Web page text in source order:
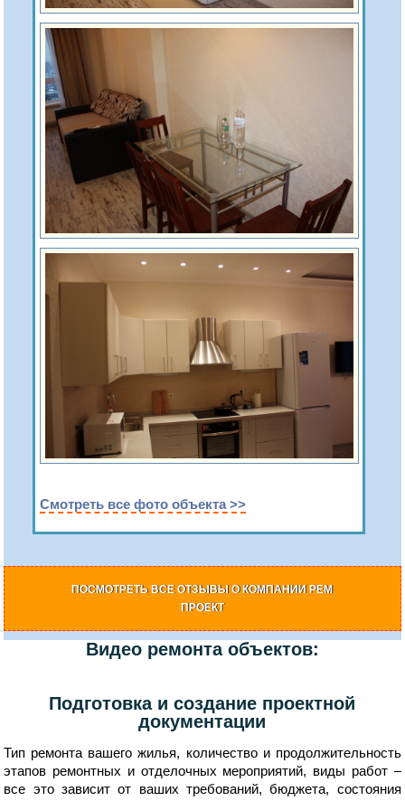
Смотреть все фото объекта >>
ПОСМОТРЕТЬ ВСЕ ОТЗЫВЫ О КОМПАНИИ РЕМ
ПРОЕКТ
Видео ремонта объектов:
Подготовка и создание проектной
документации
Тип ремонта вашего жилья, количество и продолжительность
этапов ремонтных и отделочных мероприятий, виды работ –
все это зависит от ваших требований, бюджета, состояния